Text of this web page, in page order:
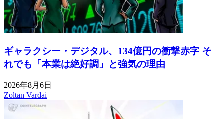
ギャラクシー・デジタル、134億円の衝撃赤字 そ
れでも「本業は絶好調」と強気の理由
2026年8月6日
Zoltan Vardai